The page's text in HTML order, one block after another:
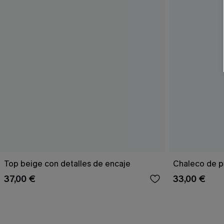
Top beige con detalles de encaje
37,00 €
Chaleco de
33,00 €